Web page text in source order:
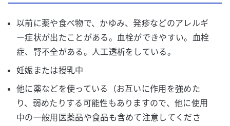
以前に薬や食べ物で、かゆみ、発疹などのアレルギ
ー症状が出たことがある。血栓ができやすい。血栓
症、腎不全がある。人工透析をしている。
妊娠または授乳中
他に薬などを使っている（お互いに作用を強めた
り、弱めたりする可能性もありますので、他に使用
中の一般用医薬品や食品も含めて注意してくださ